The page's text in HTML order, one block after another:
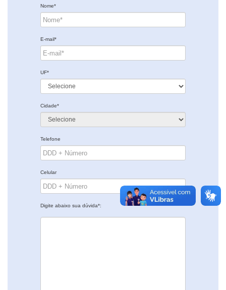
Nome*
E-mail*
UF*
Cidade*
Telefone
Celular
Digite abaixo sua dúvida*: